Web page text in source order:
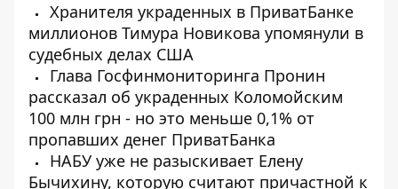
Хранителя украденных в ПриватБанке
миллионов Тимура Новикова упомянули в
судебных делах США
Глава Госфинмониторинга Пронин
рассказал об украденных Коломойским
100 млн грн - но это меньше 0,1% от
пропавших денег ПриватБанка
НАБУ уже не разыскивает Елену
Бычихину, которую считают причастной к